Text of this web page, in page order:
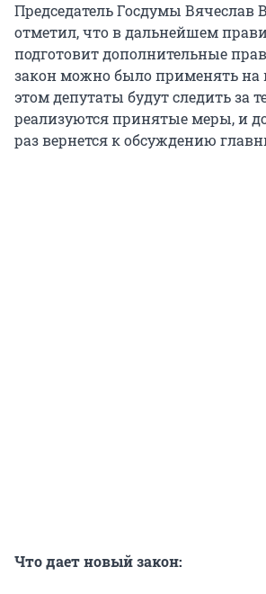
Председатель Госдумы Вячеслав
отметил, что в дальнейшем
подготовит дополнительные
закон можно было применять на
этом депутаты будут следить за
реализуются принятые меры, и
раз вернется к обсуждению
Что дает новый закон: